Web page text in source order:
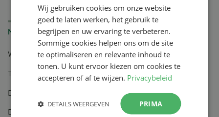
Merken
Wapiti
Tai-Ginseng
Dermagíq
Draisma
Wij gebruiken cookies om onze website
goed te laten werken, het gebruik te
begrijpen en uw ervaring te verbeteren.
Sommige cookies helpen ons om de site
te optimaliseren en relevante inhoud te
tonen. U kunt ervoor kiezen om cookies te
accepteren of af te wijzen. Privacybeleid
PRIMA
DETAILS WEERGEVEN